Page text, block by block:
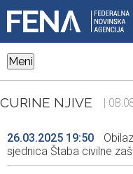
Meni
CURINE NJIVE |
26.03.2025 19:50
sjednica Štaba civilne